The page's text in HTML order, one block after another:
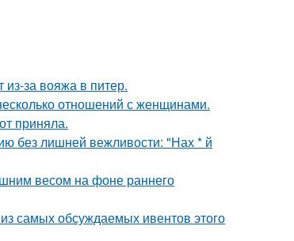
за вояжа в питер.
отношений с женщинами.
приняла.
без лишней вежливости: "Нах * й
весом на фоне раннего
самых обсуждаемых ивентов этого